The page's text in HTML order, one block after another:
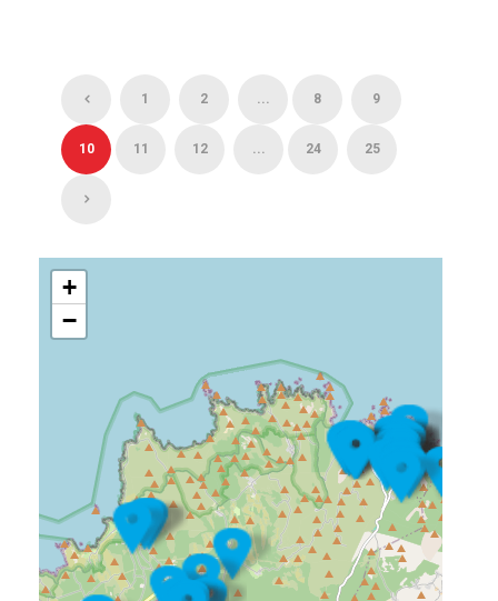
1 2 ... 8 9
10 11 12 ... 24 25
+
−